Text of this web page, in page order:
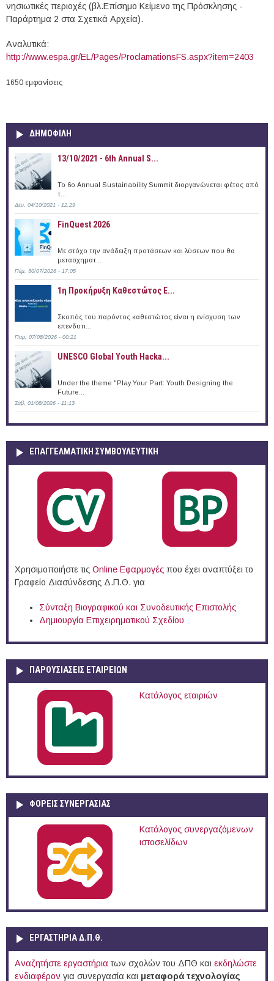
νησιωτικές περιοχές (βλ.Επίσημο Κείμενο της Πρόσκλησης -
Παράρτημα 2 στα Σχετικά Αρχεία).
Αναλυτικά:
http://www.espa.gr/EL/Pages/ProclamationsFS.aspx?item=2403
1650 εμφανίσεις
ΔΗΜΟΦΙΛΗ
13/10/2021 - 6th Annual S...
To 6ο Annual Sustainability Summit διοργανώνεται φέτος από
τ...
Δευ, 04/10/2021 - 12:29
FinQuest 2026
Με στόχο την ανάδειξη προτάσεων και λύσεων που θα
μετασχηματ...
Πέμ, 30/07/2026 - 17:05
1η Προκήρυξη Καθεστώτος Ε...
Σκοπός του παρόντος καθεστώτος είναι η ενίσχυση των
επενδυτι...
Παρ, 07/08/2026 - 00:21
UNESCO Global Youth Hacka...
Under the theme "Play Your Part: Youth Designing the
Future...
Σάβ, 01/08/2026 - 11:13
ΕΠΑΓΓΕΛΜΑΤΙΚΉ ΣΥΜΒΟΥΛΕΥΤΙΚΉ
Χρησιμοποιήστε τις Online Eφαρμογές που έχει αναπτύξει το
Γραφείο Διασύνδεσης Δ.Π.Θ. για
Σύνταξη Βιογραφικού και Συνοδευτικής Επιστολής
Δημιουργία Επιχειρηματικού Σχεδίου
ΠΑΡΟΥΣΙΆΣΕΙΣ ΕΤΑΙΡΕΙΏΝ
Κατάλογος εταιριών
ΦΟΡΕΙΣ ΣΥΝΕΡΓΑΣΙΑΣ
Κατάλογος συνεργαζόμενων
ιστοσελίδων
ΕΡΓΑΣΤΗΡΙΑ Δ.Π.Θ.
Αναζητήστε εργαστήρια των σχολών του ΔΠΘ και εκδηλώστε
ενδιαφέρον για συνεργασία και μεταφορά τεχνολογίας